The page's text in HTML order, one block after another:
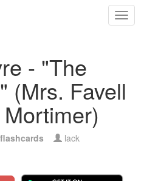
- "The
(Mrs. Favell
lack